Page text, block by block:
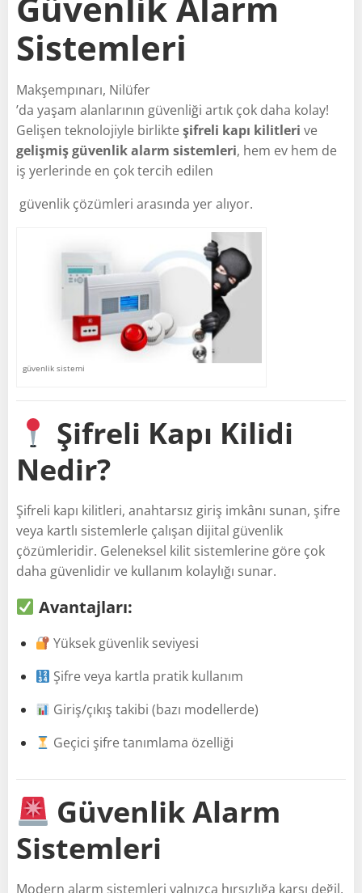
Sistemleri
Makşempınarı, Nilüfer
’da yaşam alanlarının güvenliği artık çok daha kolay!
Gelişen teknolojiyle birlikteşifreli kapı kilitleri ve
gelişmiş güvenlik alarm sistemleri, hem ev hem de
iş yerlerinde en çok tercih edilen
güvenlik çözümleri arasında yer alıyor.
güvenlik sistemi
Şifreli Kapı Kilidi
Nedir?
Şifreli kapı kilitleri, anahtarsız giriş imkânı sunan, şifre
veya kartlı sistemlerle çalışan dijital güvenlik
çözümleridir. Geleneksel kilit sistemlerine göre çok
daha güvenlidir ve kullanım kolaylığı sunar.
Avantajları:
Yüksek güvenlik seviyesi
Şifre veya kartla pratik kullanım
Giriş/çıkış takibi (bazı modellerde)
Geçici şifre tanımlama özelliği
Güvenlik Alarm
Sistemleri
Modern alarm sistemleri yalnızca hırsızlığa karşı değil,